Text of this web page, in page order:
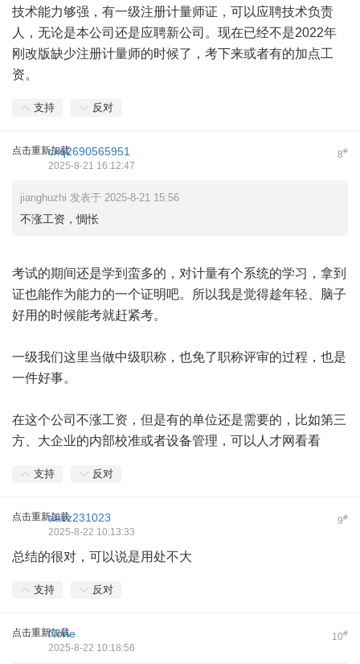
技术能力够强，有一级注册计量师证，可以应聘技术负责
人，无论是本公司还是应聘新公司。现在已经不是2022年
刚改版缺少注册计量师的时候了，考下来或者有的加点工
资。
支持 反对
点击重新加载 8#
cxq2690565951
2025-8-21 16:12:47
jianghuzhi 发表于 2025-8-21 15:56
不涨工资，惆怅
考试的期间还是学到蛮多的，对计量有个系统的学习，拿到
证也能作为能力的一个证明吧。所以我是觉得趁年轻、脑子
好用的时候能考就赶紧考。
一级我们这里当做中级职称，也免了职称评审的过程，也是
一件好事。
在这个公司不涨工资，但是有的单位还是需要的，比如第三
方、大企业的内部校准或者设备管理，可以人才网看看
支持 反对
点击重新加载 9#
aazz231023
2025-8-22 10:13:33
总结的很对，可以说是用处不大
支持 反对
点击重新加载 10#
None
2025-8-22 10:18:56